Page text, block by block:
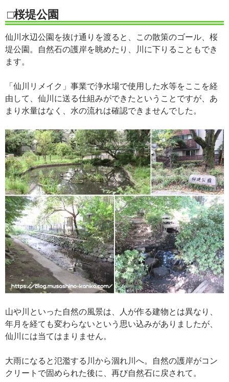
□桜堤公園
仙川水辺公園を抜け通りを渡ると、この散策のゴール、桜
堤公園。自然石の護岸を眺めたり、川に下りることもでき
ます。
「仙川リメイク」事業で浄水場で使用した水等をここを経
由して、仙川に送る仕組みができたということですが、あ
まり水量はなく、水の流れは確認できませんでした。
山や川といった自然の風景は、人が作る建物とは異なり、
年月を経ても変わらないという思い込みがありましたが、
仙川には当てはまりません。
大雨になると氾濫する川から涸れ川へ。自然の護岸がコン
クリートで固められた後に、再び自然石に戻されて。